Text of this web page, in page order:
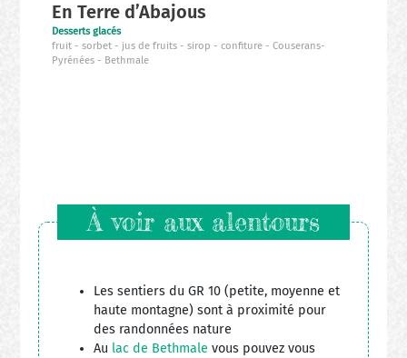
En Terre d’Abajous
Desserts glacés
fruit
sorbet jus de fruits sirop confiture
Couserans-
Pyrénées
Bethmale
À voir aux alentours
Les sentiers du GR 10 (petite, moyenne et
haute montagne) sont à proximité pour
des randonnées nature
Au lac de Bethmale vous pouvez vous